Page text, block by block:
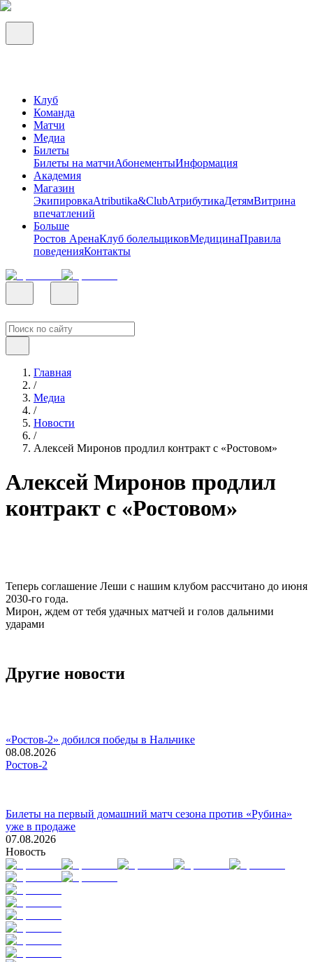
Клуб
Команда
Матчи
Медиа
Билеты
Билеты на матчиАбонементыИнформация
Академия
Магазин
ЭкипировкаAtributika&ClubАтрибутикаДетямВитрина
впечатлений
Больше
Ростов АренаКлуб болельщиковМедицинаПравила
поведенияКонтакты
Главная
/
Медиа
/
Новости
/
Алексей Миронов продлил контракт с «Ростовом»
Алексей Миронов продлил
контракт с «Ростовом»
Теперь соглашение Леши с нашим клубом рассчитано до июня
2030-го года.
Мирон, ждем от тебя удачных матчей и голов дальними
ударами
Другие новости
«Ростов-2» добился победы в Нальчике
08.08.2026
Ростов-2
Билеты на первый домашний матч сезона против «Рубина»
уже в продаже
07.08.2026
Новость